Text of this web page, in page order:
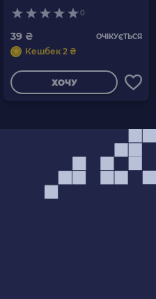
0
39 ₴ ОЧІКУЄТЬСЯ
Кешбек 2 ₴
ХОЧУ